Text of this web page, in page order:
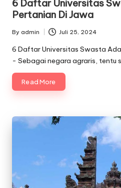
6 Daftar Universitas
Pertanian Di Jawa
Posted
by
By admin Juli 25, 2024
6 Daftar Universitas Swasta
- Sebagai negara agraris, tentu
Read More